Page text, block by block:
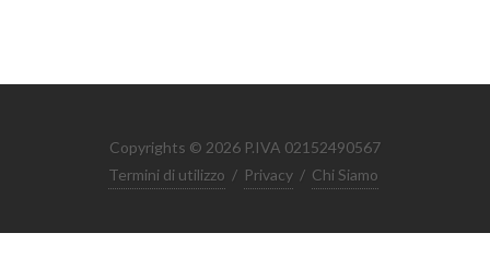
Copyrights © 2026 P.IVA 02152490567
Termini di utilizzo / Privacy / Chi Siamo